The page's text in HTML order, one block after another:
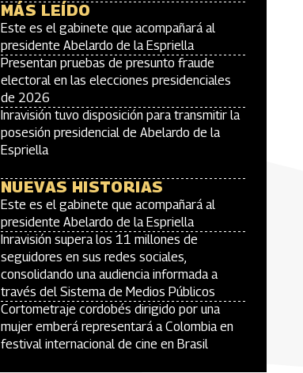
MÁS LEÍDO
Este es el gabinete que acompañará al
presidente Abelardo de la Espriella
Presentan pruebas de presunto fraude
electoral en las elecciones presidenciales
de 2026
Inravisión tuvo disposición para transmitir la
posesión presidencial de Abelardo de la
Espriella
NUEVAS HISTORIAS
Este es el gabinete que acompañará al
presidente Abelardo de la Espriella
Inravisión supera los 11 millones de
seguidores en sus redes sociales,
consolidando una audiencia informada a
través del Sistema de Medios Públicos
Cortometraje cordobés dirigido por una
mujer emberá representará a Colombia en
festival internacional de cine en Brasil